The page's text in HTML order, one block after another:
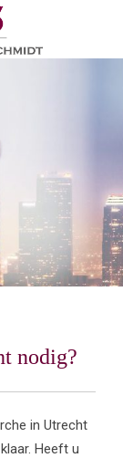
nodig?
in Utrecht
Heeft u